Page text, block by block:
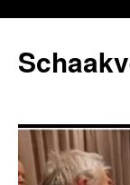
de
inhoud